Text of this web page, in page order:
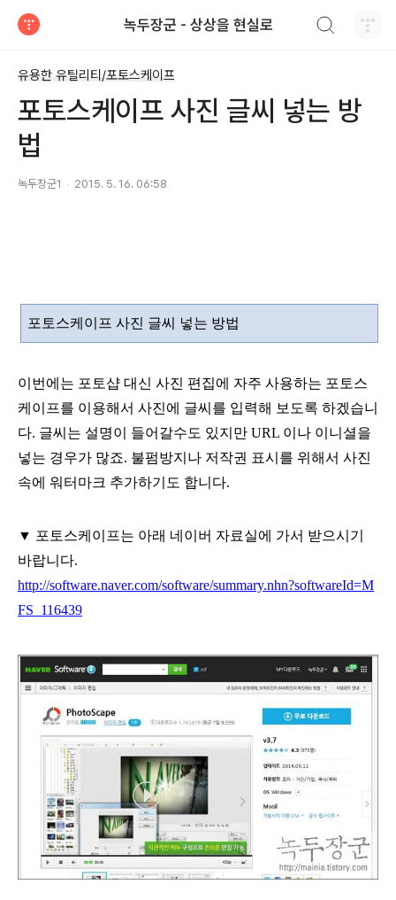
녹두장군 - 상상을 현실로
유용한 유틸리티/포토스케이프
포토스케이프 사진 글씨 넣는 방
법
녹두장군1 2015. 5. 16. 06:58
포토스케이프 사진 글씨 넣는 방법
이번에는 포토샵 대신 사진 편집에 자주 사용하는 포토스
케이프를 이용해서 사진에 글씨를 입력해 보도록 하겠습니
다. 글씨는 설명이 들어갈수도 있지만 URL 이나 이니셜을
넣는 경우가 많죠. 불펌방지나 저작권 표시를 위해서 사진
속에 워터마크 추가하기도 합니다.
▼ 포토스케이프는 아래 네이버 자료실에 가서 받으시기
바랍니다.
http://software.naver.com/software/summary.nhn?softwareId=M
FS_116439